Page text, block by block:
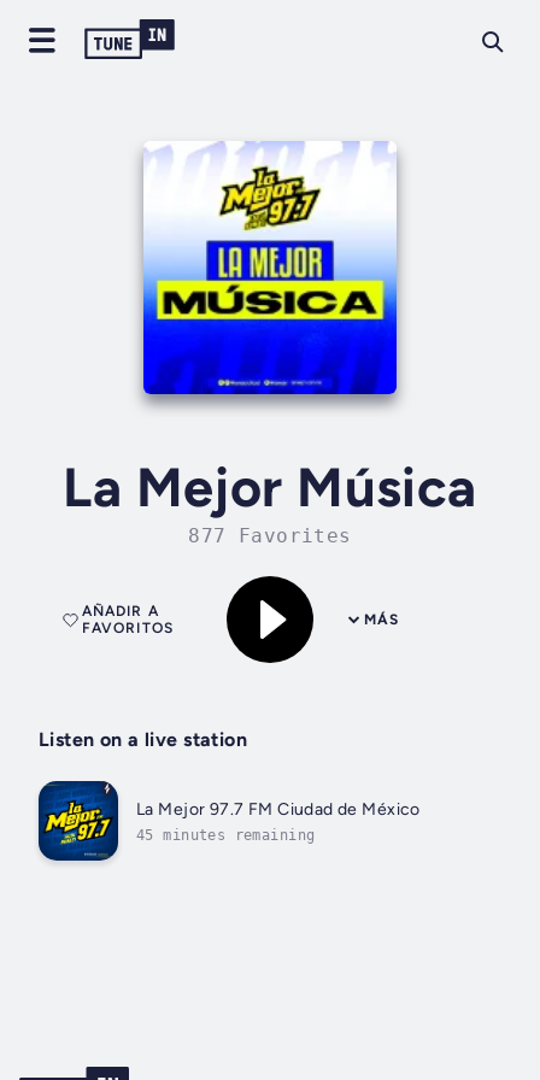
La Mejor Música
877 Favorites
MÁS
AÑADIR A
FAVORITOS
Listen on a live station
La Mejor 97.7 FM Ciudad de México
45 minutes remaining